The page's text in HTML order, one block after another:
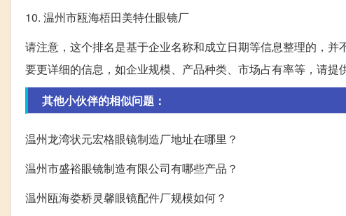
10. 温州市瓯海梧田美特仕眼镜厂
请注意，这个排名是基于企业名称和成立日期等信息整理的，
要更详细的信息，如企业规模、产品种类、市场占有率等，请提
其他小伙伴的相似问题：
温州龙湾状元宏格眼镜制造厂地址在哪里？
温州市盛裕眼镜制造有限公司有哪些产品？
温州瓯海娄桥灵馨眼镜配件厂规模如何？